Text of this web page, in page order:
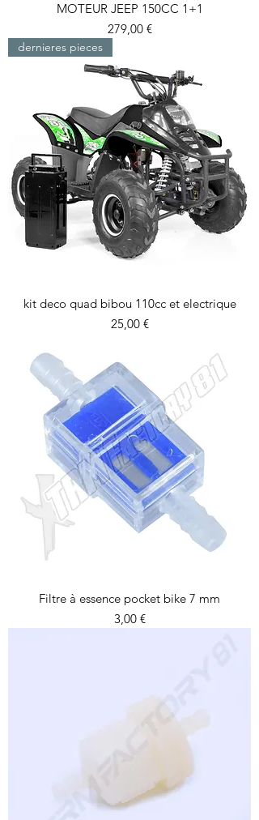
MOTEUR JEEP 150CC 1+1
Prix
279,00 €
dernieres pieces
kit deco quad bibou 110cc et electrique
Prix
25,00 €
Filtre à essence pocket bike 7 mm
Prix
3,00 €